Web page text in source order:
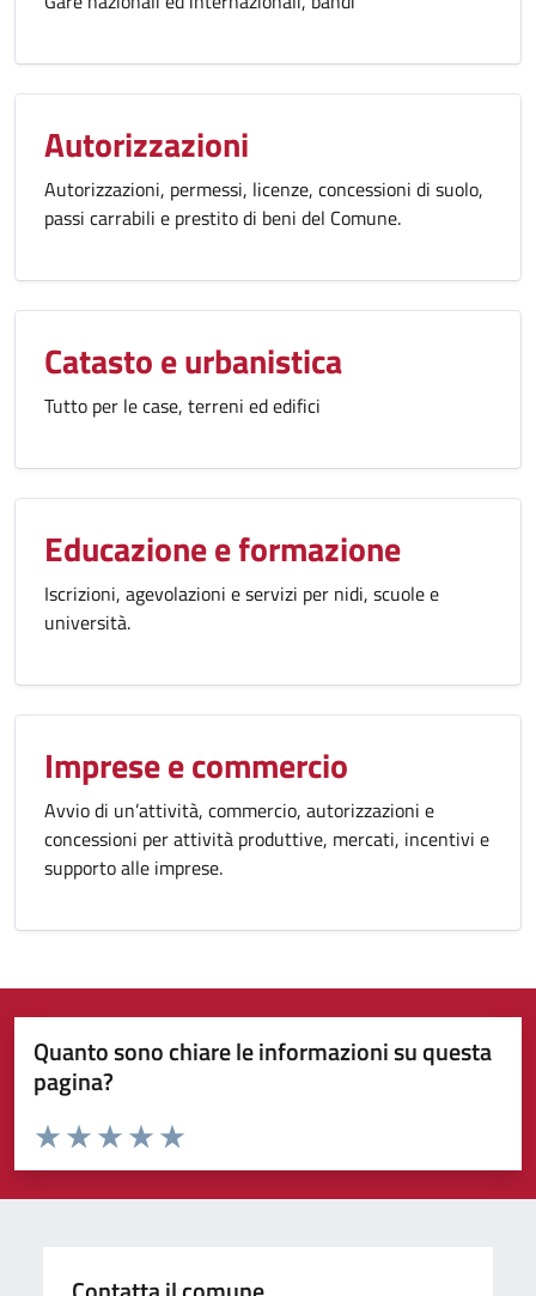
Autorizzazioni
Autorizzazioni, permessi, licenze, concessioni di suolo,
passi carrabili e prestito di beni del Comune.
Catasto e urbanistica
Tutto per le case, terreni ed edifici
Educazione e formazione
Iscrizioni, agevolazioni e servizi per nidi, scuole e
università.
Imprese e commercio
Avvio di un’attività, commercio, autorizzazioni e
concessioni per attività produttive, mercati, incentivi e
supporto alle imprese.
Quanto sono chiare le informazioni su questa
pagina?
Valuta da 1 a 5 stelle la pagina
Valuta 5 stelle su 5
Valuta 4 stelle su 5
Valuta 3 stelle su 5
Valuta 2 stelle su 5
Valuta 1 stelle su 5